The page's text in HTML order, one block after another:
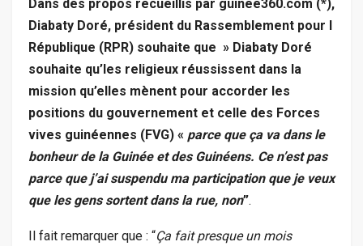
Dans des propos recueillis par guinee360.com (*),
Diabaty Doré, président du Rassemblement pour l
République (RPR) souhaite que » Diabaty Doré
souhaite qu’les religieux réussissent dans la
mission qu’elles mènent pour accorder les
positions du gouvernement et celle des Forces
vives guinéennes (FVG) « parce que ça va dans le
bonheur de la Guinée et des Guinéens. Ce n’est pas
parce que j’ai suspendu ma participation que je veux
que les gens sortent dans la rue, non”.
Il fait remarquer que : “Ça fait presque un mois